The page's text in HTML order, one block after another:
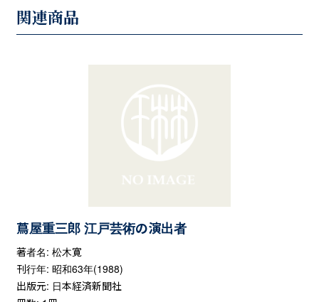
関連商品
蔦屋重三郎 江戸芸術の演出者
著者名: 松木寛
刊行年: 昭和63年(1988)
出版元: 日本経済新聞社